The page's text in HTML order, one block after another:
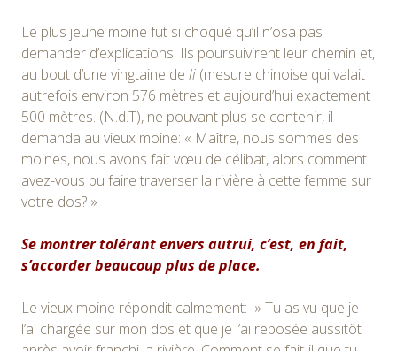
Le plus jeune moine fut si choqué qu’il n’osa pas
demander d’explications. Ils poursuivirent leur chemin et,
au bout d’une vingtaine de li (mesure chinoise qui valait
autrefois environ 576 mètres et aujourd’hui exactement
500 mètres. (N.d.T), ne pouvant plus se contenir, il
demanda au vieux moine: « Maître, nous sommes des
moines, nous avons fait vœu de célibat, alors comment
avez-vous pu faire traverser la rivière à cette femme sur
votre dos? »
Se montrer tolérant envers autrui, c’est, en fait,
s’accorder beaucoup plus de place.
Le vieux moine répondit calmement: » Tu as vu que je
l’ai chargée sur mon dos et que je l’ai reposée aussitôt